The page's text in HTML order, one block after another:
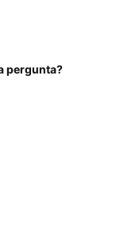
pergunta?